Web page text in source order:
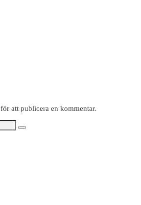
för att publicera en kommentar.